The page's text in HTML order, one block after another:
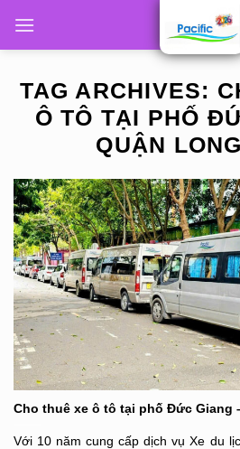
TAG ARCHIVES:
Ô TÔ TẠI PHỐ
QUẬN
Cho thuê xe ô tô tại phố Đức Giang
Với 10 năm cung cấp dịch vụ Xe du